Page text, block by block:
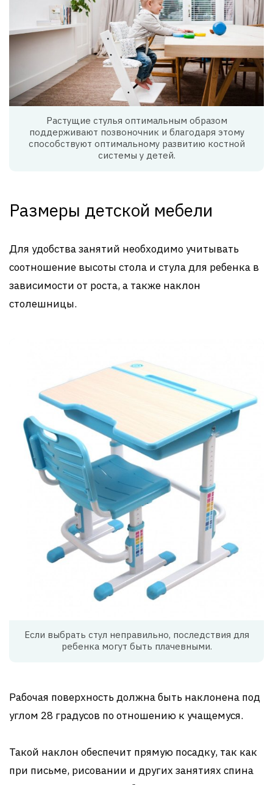
Растущие стулья оптимальным образом
поддерживают позвоночник и благодаря этому
способствуют оптимальному развитию костной
системы у детей.
Размеры детской мебели
Для удобства занятий необходимо учитывать
соотношение высоты стола и стула для ребенка в
зависимости от роста, а также наклон
столешницы.
Если выбрать стул неправильно, последствия для
ребенка могут быть плачевными.
Рабочая поверхность должна быть наклонена под
углом 28 градусов по отношению к учащемуся.
Такой наклон обеспечит прямую посадку, так как
при письме, рисовании и других занятиях спина